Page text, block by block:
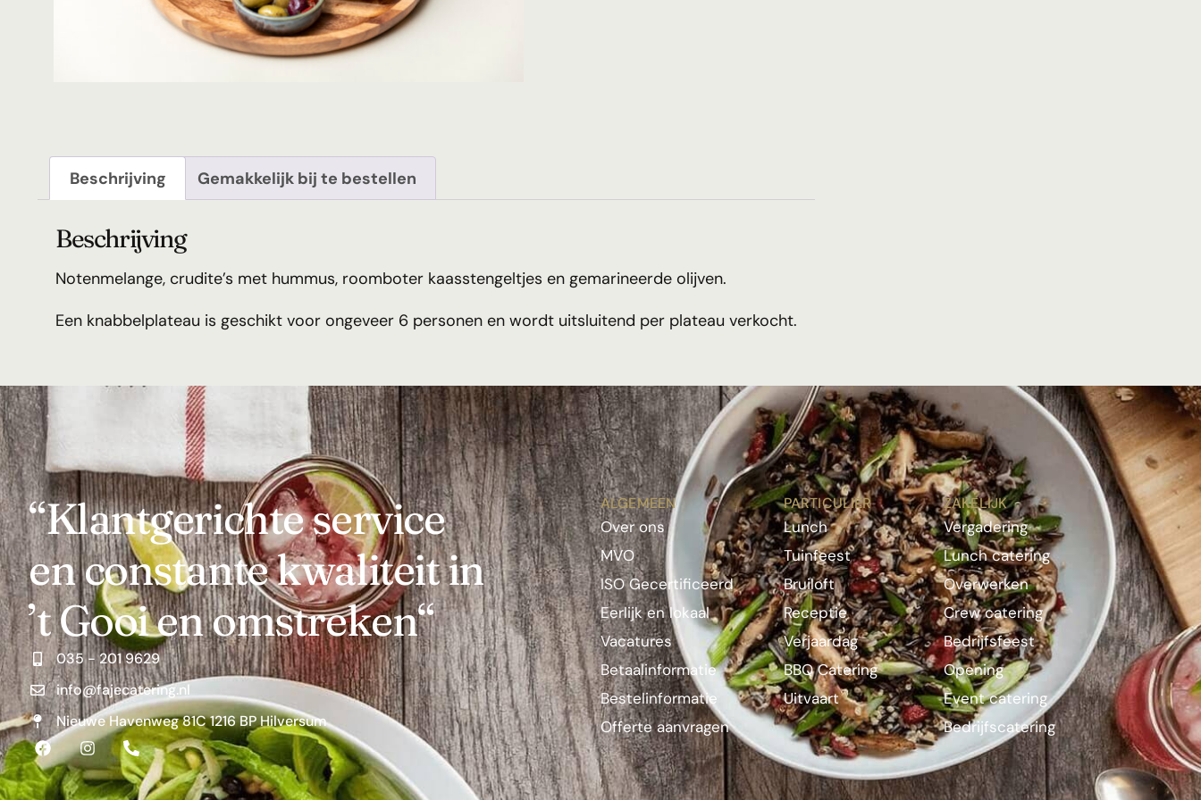
Beschrijving Gemakkelijk bij te bestellen
Beschrijving
Notenmelange, crudite’s met hummus, roomboter kaasstengeltjes en gemarineerde olijven.
Een knabbelplateau is geschikt voor ongeveer 6 personen en wordt uitsluitend per plateau verkocht.
“Klantgerichte service
en constante kwaliteit in
’t Gooi en omstreken“
035 - 201 9629
info@fajecatering.nl
Nieuwe Havenweg 81C 1216 BP Hilversum
ALGEMEEN
Over ons
MVO
ISO Gecertificeerd
Eerlijk en lokaal
Vacatures
Betaalinformatie
Bestelinformatie
Offerte aanvragen
PARTICULIER
Lunch
Tuinfeest
Bruiloft
Receptie
Verjaardag
BBQ Catering
Uitvaart
ZAKELIJK
Vergadering
Lunch catering
Overwerken
Crew catering
Bedrijfsfeest
Opening
Event catering
Bedrijfscatering